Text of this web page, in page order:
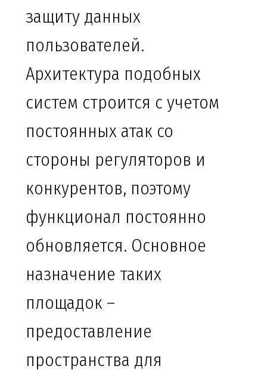
защиту данных
пользователей.
Архитектура подобных
систем строится с учетом
постоянных атак со
стороны регуляторов и
конкурентов, поэтому
функционал постоянно
обновляется. Основное
назначение таких
площадок –
предоставление
пространства для